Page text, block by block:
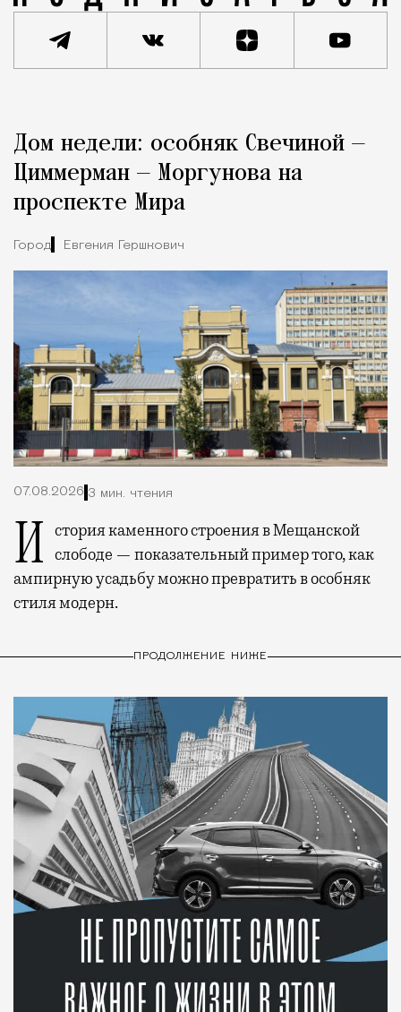
Город
Дом недели: особняк Свечиной —
Циммерман — Моргунова на
проспекте Мира
Город Евгения Гершкович
07.08.2026 3 мин. чтения
История каменного строения в Мещанской слободе — показательный пример того, как
ампирную усадьбу можно превратить в особняк
стиля модерн.
ПРОДОЛЖЕНИЕ НИЖЕ